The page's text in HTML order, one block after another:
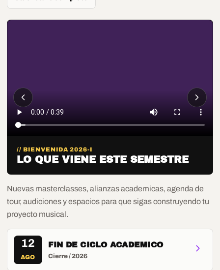
// BIENVENIDA 2026-I
LO QUE VIENE ESTE SEMESTRE
Nuevas masterclasses, alianzas academicas, agenda de
tour, audiciones y espacios para que sigas construyendo tu
proyecto musical.
12
AGO
FIN DE CICLO ACADEMICO
Cierre / 2026